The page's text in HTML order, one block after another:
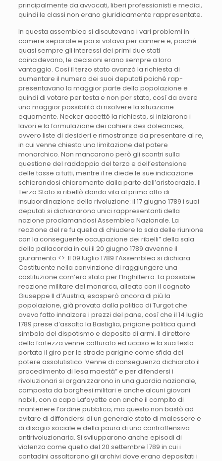
principalmente da avvocati, liberi professionisti e medici,
quindi le classi non erano giuridicamente rappresentate.
In questa assemblea si discutevano i vari problemi in
camere separate e poi si votava per camere e, poiché
quasi sempre gli interessi dei primi due stati
coincidevano, le decisioni erano sempre a loro
vantaggio. Così il terzo stato avanzò la richiesta di
aumentare il numero dei suoi deputati poiché rap-
presentavano la maggior parte della popolazione e
quindi di votare per testa e non per stato, così da avere
una maggior possibilità di risolvere la situazione
equamente. Necker accettò la richiesta, si iniziarono i
lavori e la formulazione dei cahiers des doleances,
ovvero liste di desideri e rimostranze da presentare al re,
in cui venne chiesta una limitazione del potere
monarchico. Non mancarono però gli scontri sulla
questione del raddoppio del terzo e dell’estensione
delle tasse a tutti, mentre il re diede le sue indicazione
schierandosi chiaramente dalla parte dell’aristocrazia. Il
Terzo Stato si ribellò dando vita al primo atto di
insubordinazione della rivoluzione: il 17 giugno 1789 i suoi
deputati si dichiararono unici rappresentanti della
nazione proclamandosi Assemblea Nazionale. La
reazione del re fu quella di chiudere la sala delle riunione
con la conseguente occupazione dei ribelli” della sala
della pallacorda in cui il 20 giugno 1789 avvenne il
giuramento <>. Il 09 luglio 1789 l’Assemblea si dichiara
Costituente nella convinzione di raggiungere una
costituzione com’era stato per l’Inghilterra. La possibile
reazione militare del monarca, alleato con il cognato
Giuseppe II d’Austria, esasperò ancora di più la
popolazione, già provata dalla politica di Turgot che
aveva fatto innalzare i prezzi del pane, così che il 14 luglio
1789 prese d’assalto la Bastiglia, prigione politica quindi
simbolo del dispotismo e deposito di armi. Il direttore
della fortezza venne catturato ed ucciso e la sua testa
portata il giro per le strade parigine come sfida del
potere assolutistico. Venne di conseguenza dichiarato il
procedimento di lesa maestà” e per difendersi i
rivoluzionari si organizzarono in una guardia nazionale,
composta da borghesi militari e anche alcuni giovani
nobili, con a capo Lafayette con anche il compito di
mantenere l’ordine pubblico; ma questo non bastò ad
evitare di diffondersi di un generale stato di malessere e
di disagio sociale e della paura di una controffensiva
antirivoluzionaria. Si svilupparono anche episodi di
violenza come quello del 20 settembre 1789 in cui i
contadini assaltarono gli archivi dove erano depositati i